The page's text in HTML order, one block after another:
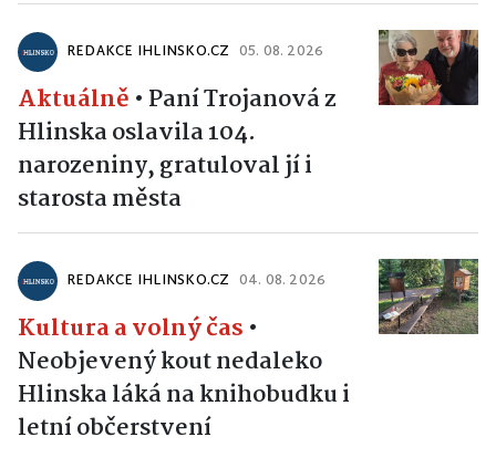
REDAKCE IHLINSKO.CZ 05. 08. 2026
Aktuálně • Paní Trojanová z
Hlinska oslavila 104.
narozeniny, gratuloval jí i
starosta města
REDAKCE IHLINSKO.CZ 04. 08. 2026
Kultura a volný čas •
Neobjevený kout nedaleko
Hlinska láká na knihobudku i
letní občerstvení